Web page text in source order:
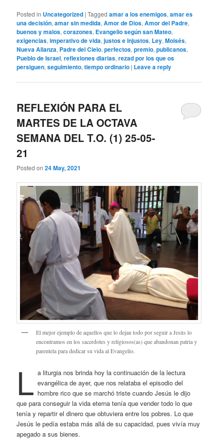
Posted in Uncategorized |Tagged amar a los enemigos,amar es
una decisión,amar sin medida,Amor de Dios,Amor del Padre,
buenos y malos,corazones, Evangelio según san Mateo,
exigencias,imperativo de vida,justos e injustos, Ley,Moisés,
Nueva Alianza, Padre del Cielo,perfectos,premio,publicanos,
Pueblo de Israel,reflexiones diarias,rezad por los que os
persiguen,seguimiento,tiempo ordinario | Leave a reply
REFLEXIÓN PARA EL
MARTES DE LA OCTAVA
SEMANA DEL T.O. (1) 25-05-
21
Posted on24 May, 2021
El mejor ejemplo de aquellos que lo dejan todo por seguir a Jesús lo
encontramos en los sacerdotes y religiosos(as) que abandonan patria y
parentela para dedicar su vida al Evangelio.
L a liturgia nos brinda hoy la continuación de la lectura
evangélica de ayer, que nos relataba el episodio del
hombre rico que se marchó triste cuando Jesús le dijo
que para conseguir la vida eterna tenía que vender todo lo que
tenía y repartir el dinero que obtuviera entre los pobres. Lo que
Jesús le pedía estaba más allá de su capacidad, pues vivía muy
apegado a sus bienes.